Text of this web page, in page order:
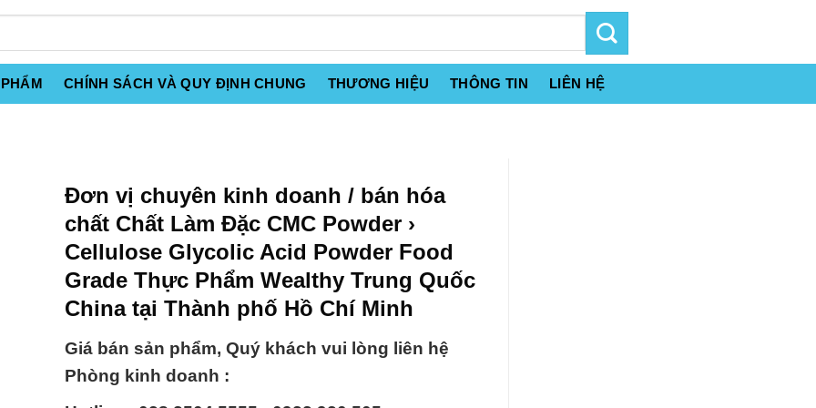
CHÍNH SÁCH VÀ QUY ĐỊNH CHUNG THƯƠNG HIỆU THÔNG TIN LIÊN HỆ
Đơn vị chuyên kinh doanh / bán hóa
chất Chất Làm Đặc CMC Powder ›
Cellulose Glycolic Acid Powder Food
Grade Thực Phẩm Wealthy Trung Quốc
China tại Thành phố Hồ Chí Minh
Giá bán sản phẩm, Quý khách vui lòng liên hệ
Phòng kinh doanh :